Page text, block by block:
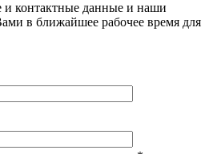
и контактные данные и наши
в ближайшее рабочее время для